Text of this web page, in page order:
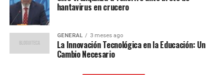
derivada de la incapacidad de las familias para pagar sus
facturas de energía.
Implicaciones y Perspectivas
hantavirus en crucero
GENERAL 3 meses ago
La Innovación Tecnológica en la Educación: Un
Cambio Necesario